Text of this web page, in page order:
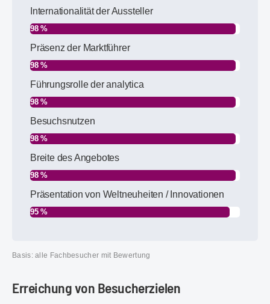
Internationalität der Aussteller
98 %
Präsenz der Marktführer
98 %
Führungsrolle der analytica
98 %
Besuchsnutzen
98 %
Breite des Angebotes
98 %
Präsentation von Weltneuheiten / Innovationen
95 %
Basis: alle Fachbesucher mit Bewertung
Erreichung von Besucherzielen